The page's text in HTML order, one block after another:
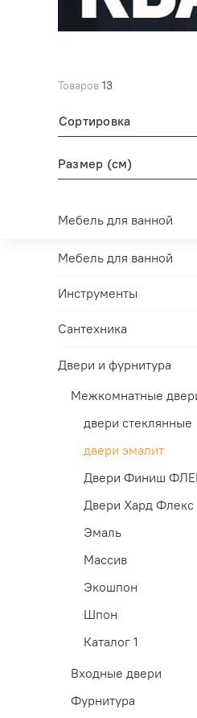
Товаров 13
Сортировка
Размер (см)
Мебель для ванной
Мебель для ванной
Инструменты
Сантехника
Двери и фурнитура
Межкомнатные
двери стеклянные
двери эмалит
Двери Финиш
Двери Хард Флекс
Эмаль
Массив
Экошпон
Шпон
Каталог 1
Входные двери
Фурнитура